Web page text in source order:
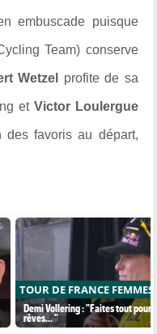
embuscade puisque
Team) conserve
Wetzel profite de sa
et Victor Loulergue
des favoris au départ,
TOUR DE FRANCE FEMMES
Demi Vollering : "Faites tout pour
rêves... "